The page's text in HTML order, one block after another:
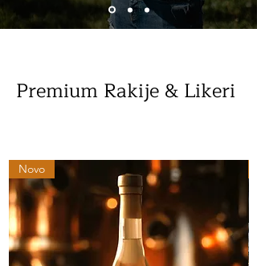
Premium Rakije & Likeri
Novo